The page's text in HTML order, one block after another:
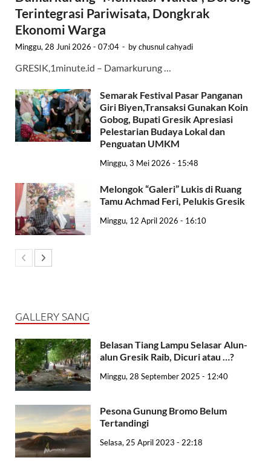
Terintegrasi Pariwisata, Dongkrak
Ekonomi Warga
Minggu, 28 Juni 2026 - 07:04 - bychusnul cahyadi
GRESIK,1minute.id – Damarkurung …
Semarak Festival Pasar Panganan
Giri Biyen,Transaksi Gunakan Koin
Gobog, Bupati Gresik Apresiasi
Pelestarian Budaya Lokal dan
Penguatan UMKM
Minggu, 3 Mei 2026 - 15:48
Melongok “Galeri” Lukis di Ruang
Tamu Achmad Feri, Pelukis Gresik
Minggu, 12 April 2026 - 16:10
GALLERY SANG
Belasan Tiang Lampu Selasar Alun-
alun Gresik Raib, Dicuri atau …?
Minggu, 28 September 2025 - 12:40
Pesona Gunung Bromo Belum
Tertandingi
Selasa, 25 April 2023 - 22:18